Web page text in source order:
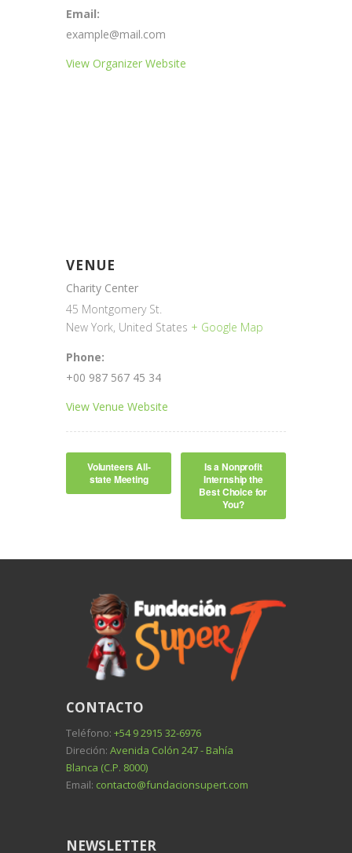
Email:
example@mail.com
View Organizer Website
VENUE
Charity Center
45 Montgomery St.
New York, United States + Google Map
Phone:
+00 987 567 45 34
View Venue Website
Volunteers All-
state Meeting
Is a Nonprofit
Internship the
Best Choice for
You?
CONTACTO
Teléfono: +54 9 2915 32-6976
Direción: Avenida Colón 247 - Bahía
Blanca (C.P. 8000)
Email: contacto@fundacionsupert.com
NEWSLETTER